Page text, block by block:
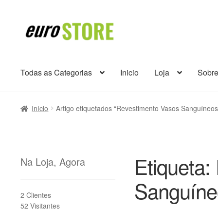
para
Saltar
para
Todas as Categorias
Inicio Loja
Início Artigo etiquetados “Revestimento Vasos
Etiqueta:
Na Loja, Agora
2 Clientes
52 Visitantes